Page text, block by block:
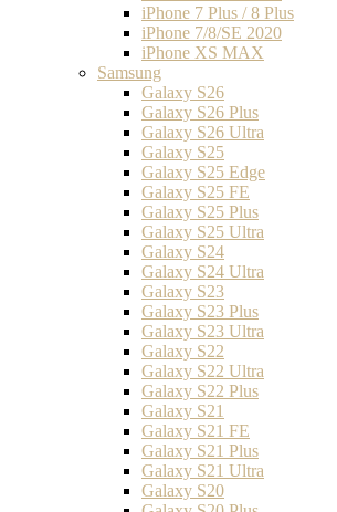
iPhone 7 Plus / 8 Plus
iPhone 7/8/SE 2020
iPhone XS MAX
Samsung
Galaxy S26
Galaxy S26 Plus
Galaxy S26 Ultra
Galaxy S25
Galaxy S25 Edge
Galaxy S25 FE
Galaxy S25 Plus
Galaxy S25 Ultra
Galaxy S24
Galaxy S24 Ultra
Galaxy S23
Galaxy S23 Plus
Galaxy S23 Ultra
Galaxy S22
Galaxy S22 Ultra
Galaxy S22 Plus
Galaxy S21
Galaxy S21 FE
Galaxy S21 Plus
Galaxy S21 Ultra
Galaxy S20